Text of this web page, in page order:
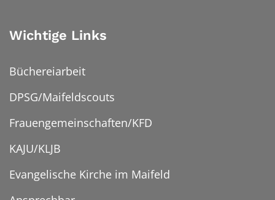
Wichtige Links
Büchereiarbeit
DPSG/Maifeldscouts
Frauengemeinschaften/KFD
KAJU/KLJB
Evangelische Kirche im Maifeld